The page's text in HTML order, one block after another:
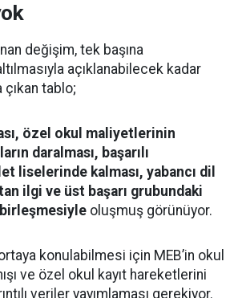
değişim, tek başına
açıklanabilecek kadar
tablo;
özel okul maliyetlerinin
daralması, başarılı
liselerinde kalması, yabancı dil
ilgi ve üst başarı grubundaki
oluşmuş görünüyor.
konulabilmesi için MEB’in okul
ve özel okul kayıt hareketlerini
veriler yayımlaması gerekiyor.